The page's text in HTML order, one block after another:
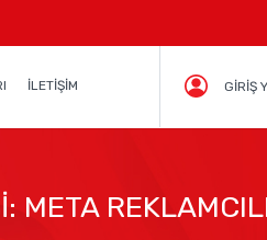
İLETİŞİM GİRİŞ
META